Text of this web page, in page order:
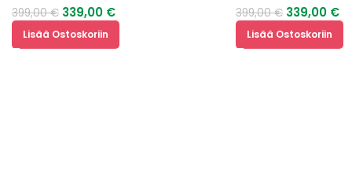
399,00€ 339,00 €
Lisää Ostoskoriin
399,00€ 339,00 €
Lisää Ostoskoriin